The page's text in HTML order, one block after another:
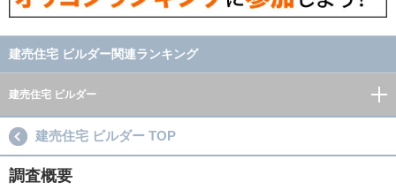
建売住宅 ビルダー関連ランキング
建売住宅 ビルダー
建売住宅 ビルダー TOP
調査概要